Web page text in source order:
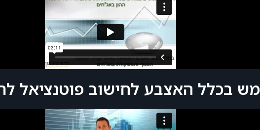
בכלל האצבע לחישוב פוטנציאל